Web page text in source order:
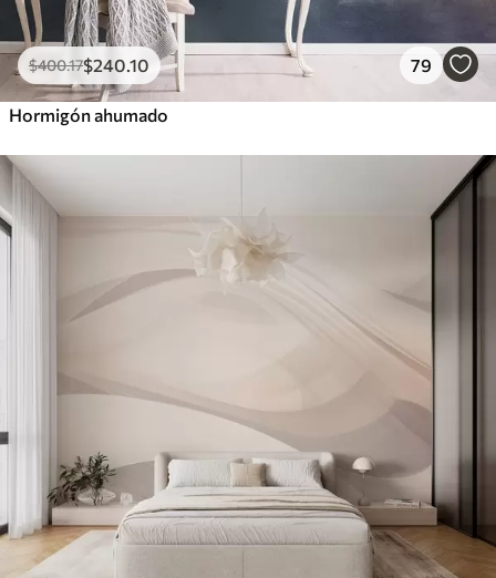
$400.17$240 .10 79
Hormigón ahumado